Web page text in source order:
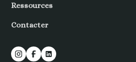
Ressources
Contacter